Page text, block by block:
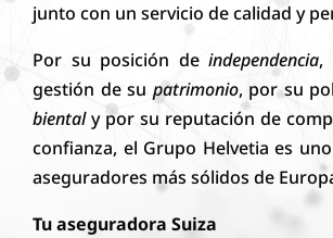
jun­to con un ser­vi­cio de ca­li­dad y
Por su po­si­ción dein­de­pen­den­cia,
ges­tión de su pa­tri­mo­nio, por su
bi­en­taly por su re­pu­ta­ción de
con­fi­an­za, el Grupo Helvetia es
a­se­gu­ra­do­res más só­li­dos de
Tu aseguradora Suiza